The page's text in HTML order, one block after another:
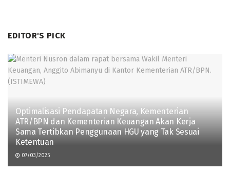
EDITOR'S PICK
Optimalisasi Pendapatan Negara, Kementerian
ATR/BPN dan Kementerian Keuangan Akan Kerja
Sama Tertibkan Penggunaan HGU yang Tak Sesuai
Ketentuan
07/03/2025